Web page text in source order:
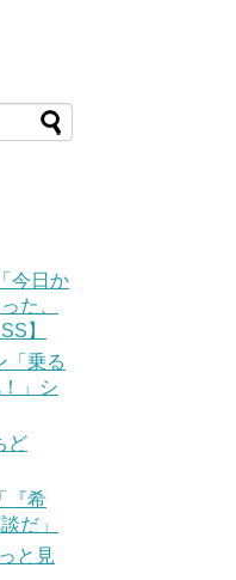
今日か
た、
】
「乗る
」シ
ど
『希
だ」
と見